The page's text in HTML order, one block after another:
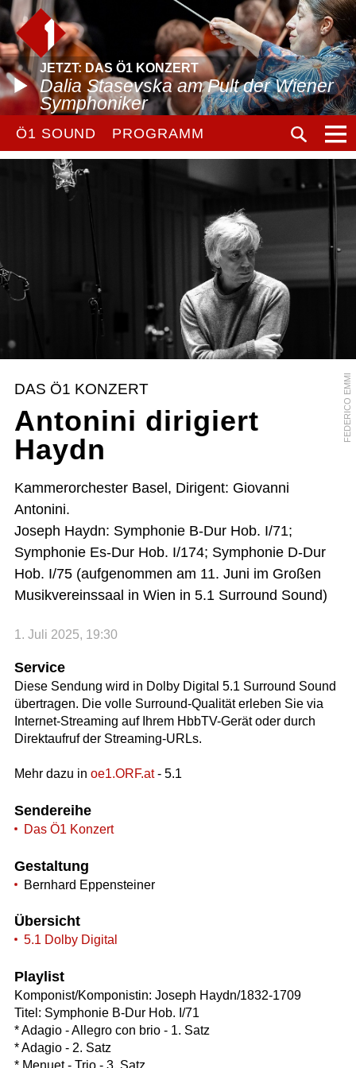
JETZT: DAS Ö1 KONZERT
Dalia Stasevska am Pult der Wiener
Symphoniker
Ö1 SOUND PROGRAMM
FEDERICO EMMI
DAS Ö1 KONZERT
Antonini dirigiert
Haydn
Kammerorchester Basel, Dirigent: Giovanni
Antonini.
Joseph Haydn: Symphonie B-Dur Hob. I/71;
Symphonie Es-Dur Hob. I/174; Symphonie D-Dur
Hob. I/75 (aufgenommen am 11. Juni im Großen
Musikvereinssaal in Wien in 5.1 Surround Sound)
1. Juli 2025, 19:30
Service
Diese Sendung wird in Dolby Digital 5.1 Surround Sound
übertragen. Die volle Surround-Qualität erleben Sie via
Internet-Streaming auf Ihrem HbbTV-Gerät oder durch
Direktaufruf der Streaming-URLs.
Mehr dazu in oe1.ORF.at- 5.1
Sendereihe
Das Ö1 Konzert
Gestaltung
Bernhard Eppensteiner
Übersicht
5.1 Dolby Digital
Playlist
Komponist/Komponistin: Joseph Haydn/1832-1709
Titel: Symphonie B-Dur Hob. I/71
* Adagio - Allegro con brio - 1. Satz
* Adagio - 2. Satz
* Menuet - Trio - 3. Satz